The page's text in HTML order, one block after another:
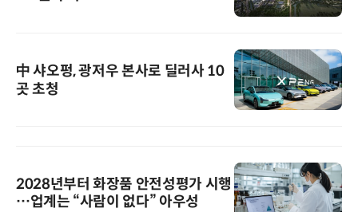
中 샤오펑, 광저우 본사로 딜러사 10
곳 초청
2028년부터 화장품 안전성평가 시행
…업계는 “사람이 없다” 아우성